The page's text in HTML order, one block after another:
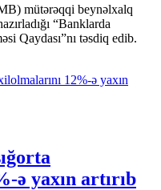
mütərəqqi beynəlxalq
“Banklarda
Qaydası”nı təsdiq edib.
ə yaxın artırıb